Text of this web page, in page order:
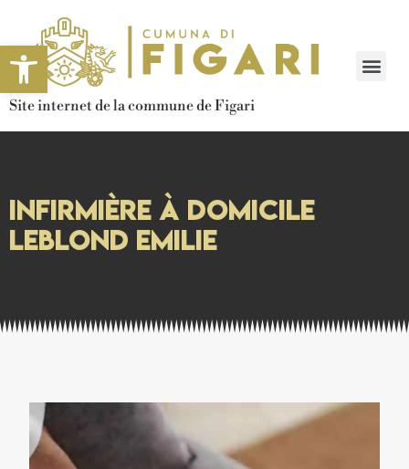
Site internet de la commune de Figari
Infirmière à domicile
Leblond Emilie
Ouvrir la barre d’outils